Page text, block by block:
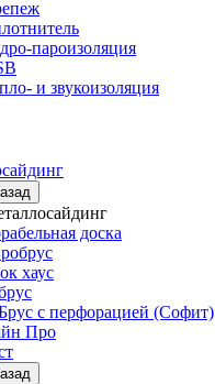
пароизоляция
и звукоизоляция
доска
хаус
с перфорацией (Софит)
Про